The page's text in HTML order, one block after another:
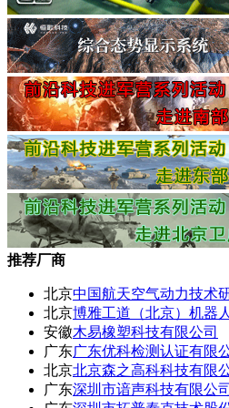
推荐厂商
北京中国航天空气动力技术
北京博雅工道（北京）机器
安徽木易橡塑科技有限公司
广东广东优科检测认证有限
北京北京森之高科科技有限
广东深圳市谙声科技有限公司